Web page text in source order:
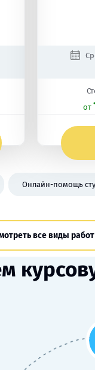
oт
Онлайн-помощь
все виды работ